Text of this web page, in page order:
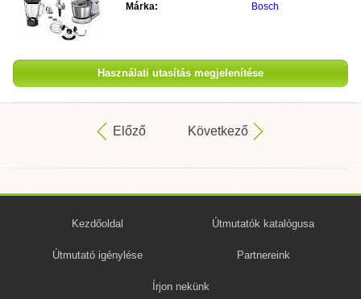
Márka: Bosch
Használati utasítás megjelenítése
Előző Következő
Kezdőoldal Útmutatók katalógusa
Útmutató igénylése Partnereink
Írjon nekünk